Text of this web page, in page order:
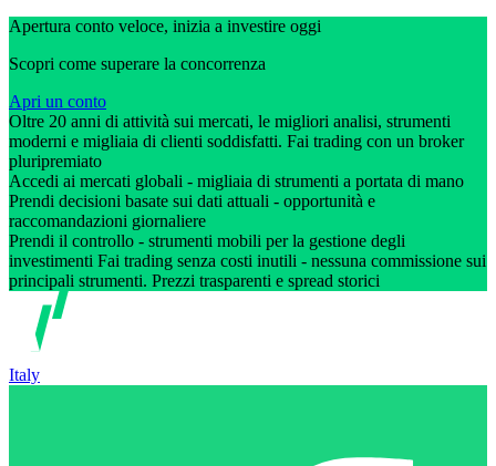
Apertura conto veloce, inizia a investire oggi
Scopri come superare la concorrenza
Apri un conto
Oltre 20 anni di attività sui mercati, le migliori analisi, strumenti
moderni e migliaia di clienti soddisfatti. Fai trading con un broker
pluripremiato
Accedi ai mercati globali - migliaia di strumenti a portata di mano
Prendi decisioni basate sui dati attuali - opportunità e
raccomandazioni giornaliere
Prendi il controllo - strumenti mobili per la gestione degli
investimenti Fai trading senza costi inutili - nessuna commissione sui
principali strumenti. Prezzi trasparenti e spread storici
Italy